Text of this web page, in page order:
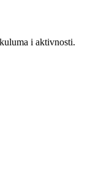
i aktivnosti.